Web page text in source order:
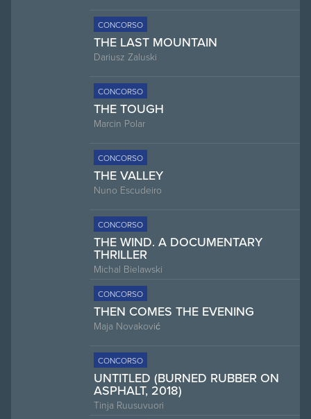
CONCORSO
THE LAST MOUNTAIN
Dariusz Zaluski
CONCORSO
THE TOUGH
Marcin Polar
CONCORSO
THE VALLEY
Nuno Escudeiro
CONCORSO
THE WIND. A DOCUMENTARY
THRILLER
Michal Bielawski
CONCORSO
THEN COMES THE EVENING
Maja Novaković
CONCORSO
UNTITLED (BURNED RUBBER ON
ASPHALT, 2018)
Tinja Ruusuvuori